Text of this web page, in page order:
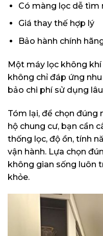
Có màng lọc dễ tìm
Giá thay thế hợp lý
Bảo hành chính
Một máy lọc không
không chỉ đáp ứng
bảo chi phí sử dụng
Tóm lại, để chọn đúng
hộ chung cư, bạn cần
thống lọc, độ ồn, tính
vận hành. Lựa chọn
không gian sống luôn
khỏe.